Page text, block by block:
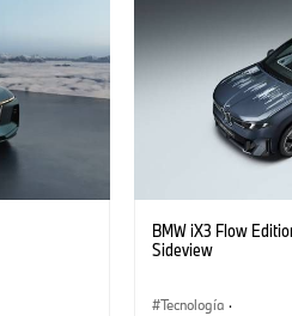
BMW iX3 Flow
Sideview
Tecnología ·